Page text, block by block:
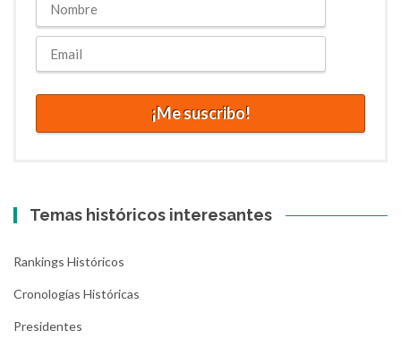
Temas históricos interesantes
Rankings Históricos
Cronologías Históricas
Presidentes